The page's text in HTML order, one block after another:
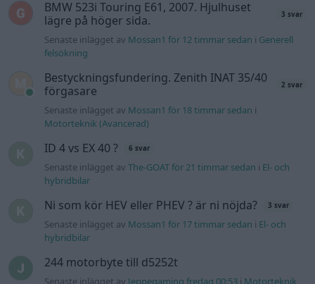
BMW 523i Touring E61, 2007. Hjulhuset
lägre på höger sida.
3 svar
Senaste inlägget av Mossan1 för 12 timmar sedan i Generell
felsökning
Bestyckningsfundering. Zenith INAT 35/40
förgasare
2 svar
Senaste inlägget av Mossan1 för 18 timmar sedan i
Motorteknik (Avancerad)
ID 4 vs EX 40 ? 6 svar
Senaste inlägget avThe-GOAT för 21 timmar sedan i El- och
hybridbilar
Ni som kör HEV eller PHEV ? är ni nöjda? 3 svar
Senaste inlägget av Mossan1 för 17 timmar sedan i El- och
hybridbilar
244 motorbyte till d5252t
Senaste inlägget av Jeppegaming fredag 00:53 i Motorteknik